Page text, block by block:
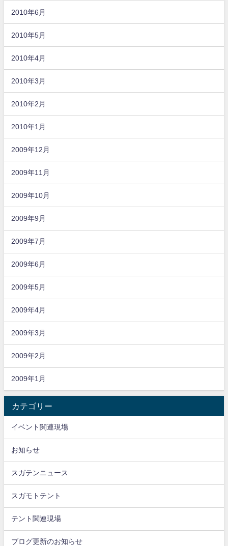
2010年6月
2010年5月
2010年4月
2010年3月
2010年2月
2010年1月
2009年12月
2009年11月
2009年10月
2009年9月
2009年7月
2009年6月
2009年5月
2009年4月
2009年3月
2009年2月
2009年1月
カテゴリー
イベント関連現場
お知らせ
スガテンニュース
スガモトテント
テント関連現場
ブログ更新のお知らせ